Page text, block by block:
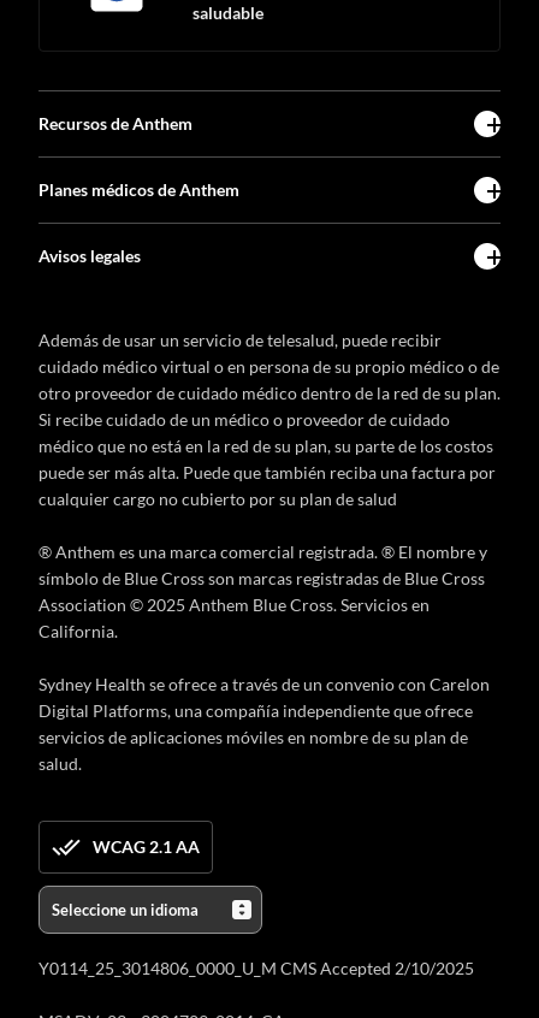
saludable
Recursos de Anthem
Planes médicos de Anthem
Avisos legales
Además de usar un servicio de telesalud, puede recibir
cuidado médico virtual o en persona de su propio médico o de
otro proveedor de cuidado médico dentro de la red de su plan.
Si recibe cuidado de un médico o proveedor de cuidado
médico que no está en la red de su plan, su parte de los costos
puede ser más alta. Puede que también reciba una factura por
cualquier cargo no cubierto por su plan de salud
® Anthem es una marca comercial registrada. ® El nombre y
símbolo de Blue Cross son marcas registradas de Blue Cross
Association © 2025 Anthem Blue Cross. Servicios en
California.
Sydney Health se ofrece a través de un convenio con Carelon
Digital Platforms, una compañía independiente que ofrece
servicios de aplicaciones móviles en nombre de su plan de
salud.
WCAG 2.1 AA
Y0114_25_3014806_0000_U_M CMS Accepted 2/10/2025